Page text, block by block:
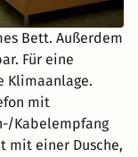
Bett. Außerdem
Für eine
Klimaanlage.
mit
Kabelempfang
mit einer Dusche,